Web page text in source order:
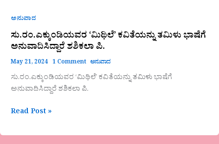
ಅನುವಾದ
ಸು.ರಂ.ಎಕ್ಕುಂಡಿಯವರ ‘ಮಿಥಿಲೆ’ ಕವಿತೆಯನ್ನು ತಮಿಳು ಭಾಷೆಗೆ
ಅನುವಾದಿಸಿದ್ದಾರೆ ಶಶಿಕಲಾ ಪಿ.
May 21, 2024 1 Comment ಅನುವಾದ
ಸು.ರಂ.ಎಕ್ಕುಂಡಿಯವರ ‘ಮಿಥಿಲೆ’ ಕವಿತೆಯನ್ನು ತಮಿಳು ಭಾಷೆಗೆ
ಅನುವಾದಿಸಿದ್ದಾರೆ ಶಶಿಕಲಾ ಪಿ.
Read Post »